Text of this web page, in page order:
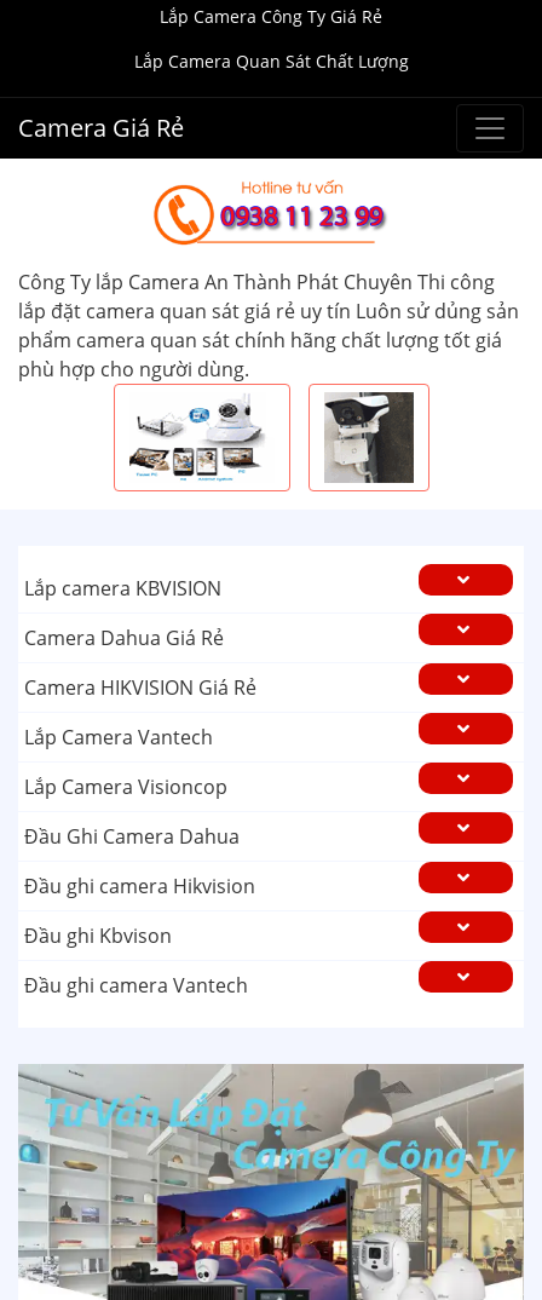
Lắp Camera Công Ty Giá Rẻ
Lắp Camera Quan Sát Chất Lượng
Camera Giá Rẻ
Công Ty lắp Camera An Thành Phát Chuyên Thi công
lắp đặt camera quan sát giá rẻ uy tín Luôn sử dủng sản
phẩm camera quan sát chính hãng chất lượng tốt giá
phù hợp cho người dùng.
Lắp camera KBVISION
Camera Dahua Giá Rẻ
Camera HIKVISION Giá Rẻ
Lắp Camera Vantech
Lắp Camera Visioncop
Đầu Ghi Camera Dahua
Đầu ghi camera Hikvision
Đầu ghi Kbvison
Đầu ghi camera Vantech